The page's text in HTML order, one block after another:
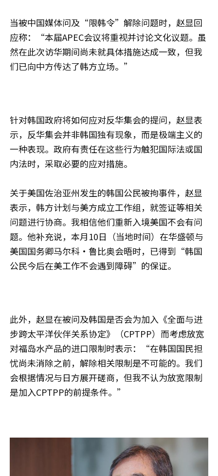
当被中国媒体问及“限韩令”解除问题时，赵显回
应称：“本届APEC会议将重视并讨论文化议题。虽
然在此次访华期间尚未就具体措施达成一致，但我
们已向中方传达了韩方立场。”
针对韩国政府将如何应对反华集会的提问，赵显表
示，反华集会并非韩国独有现象，而是极端主义的
一种表现。政府有责任在这些行为触犯国际法或国
内法时，采取必要的应对措施。
关于美国佐治亚州发生的韩国公民被拘事件，赵显
表示，韩方计划与美方成立工作组，就签证等相关
问题进行协商。我相信他们重新入境美国不会有问
题。他补充说，本月10日（当地时间）在华盛顿与
美国国务卿马尔科·鲁比奥会晤时，已得到“韩国
公民今后在美工作不会遇到障碍”的保证。
此外，赵显在被问及韩国是否会为加入《全面与进
步跨太平洋伙伴关系协定》（CPTPP）而考虑放宽
对福岛水产品的进口限制时表示：“在韩国国民担
忧尚未消除之前，解除相关限制是不可能的。我们
会根据情况与日方展开磋商，但我不认为放宽限制
是加入CPTPP的前提条件。”